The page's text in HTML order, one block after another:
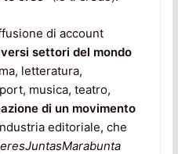
di account
settori del mondo
letteratura,
musica, teatro,
di un movimento
editoriale, che